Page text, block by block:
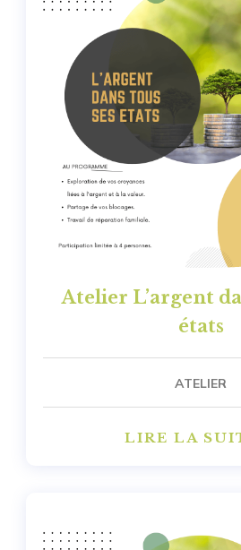
Atelier L’argent
états
ATELIER
LIRE LA